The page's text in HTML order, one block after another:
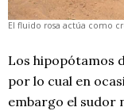
El fluido rosa actúa como
Los hipopótamos
por lo cual en
embargo el sudor